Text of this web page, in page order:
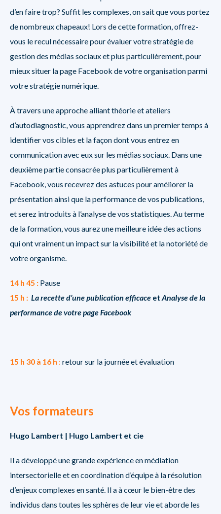
d’en faire trop? Suffit les complexes, on sait que vous portez
de nombreux chapeaux! Lors de cette formation, offrez-
vous le recul nécessaire pour évaluer votre stratégie de
gestion des médias sociaux et plus particulièrement, pour
mieux situer la page Facebook de votre organisation parmi
votre stratégie numérique.
À travers une approche alliant théorie et ateliers
d’autodiagnostic, vous apprendrez dans un premier temps à
identifier vos cibles et la façon dont vous entrez en
communication avec eux sur les médias sociaux. Dans une
deuxième partie consacrée plus particulièrement à
Facebook, vous recevrez des astuces pour améliorer la
présentation ainsi que la performance de vos publications,
et serez introduits à l’analyse de vos statistiques. Au terme
de la formation, vous aurez une meilleure idée des actions
qui ont vraiment un impact sur la visibilité et la notoriété de
votre organisme.
14 h 45 : Pause
15 h : La recette d’une publication efficace et Analyse de la
performance de votre page Facebook
15 h 30 à 16 h : retour sur la journée et évaluation
Vos formateurs
Hugo Lambert | Hugo Lambert et cie
Il a développé une grande expérience en médiation
intersectorielle et en coordination d’équipe à la résolution
d’enjeux complexes en santé. Il a à cœur le bien-être des
individus dans toutes les sphères de leur vie et aborde les